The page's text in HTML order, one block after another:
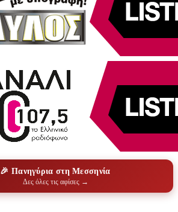
🎉 Πανηγύρια στη Μεσσηνία
Δες όλες τις αφίσες →